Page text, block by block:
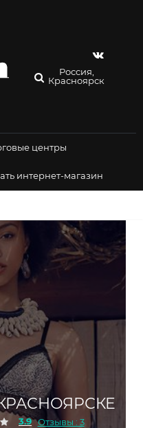
Россия,
Красноярск
центры
интернет-магазин
3.9 Отзывы : 3